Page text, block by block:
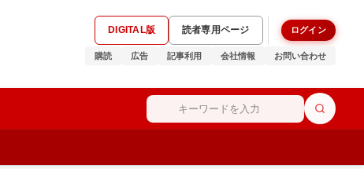
DIGITAL版 読者専用ページ ログイン
購読 広告 記事利用 会社情報 お問い合わせ